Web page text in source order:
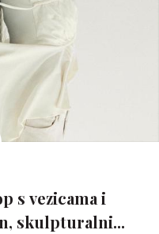
s vezicama i
skulpturalni...